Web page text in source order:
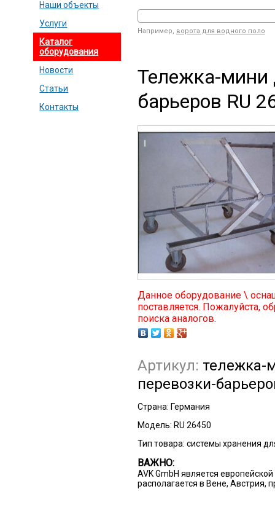
Наши объекты
Услуги
Каталог
оборудования
Новости
Статьи
Контакты
Например, ворота для водного поло
Тележка-мини
барьеров RU
Данное оборудование \
поставляется. Пожалуйста,
поиска аналогов.
Артикул: тележка-
перевозки-
Страна: Германия
Модель: RU 26450
Тип товара: системы хранения
ВАЖНО:
AVK GmbH является
располагается в Вене, Австрия,